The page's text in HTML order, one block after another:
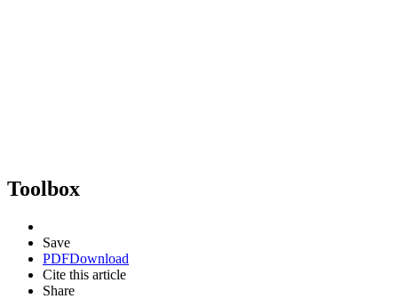
Toolbox
Save
PDFDownload
Cite this article
Share